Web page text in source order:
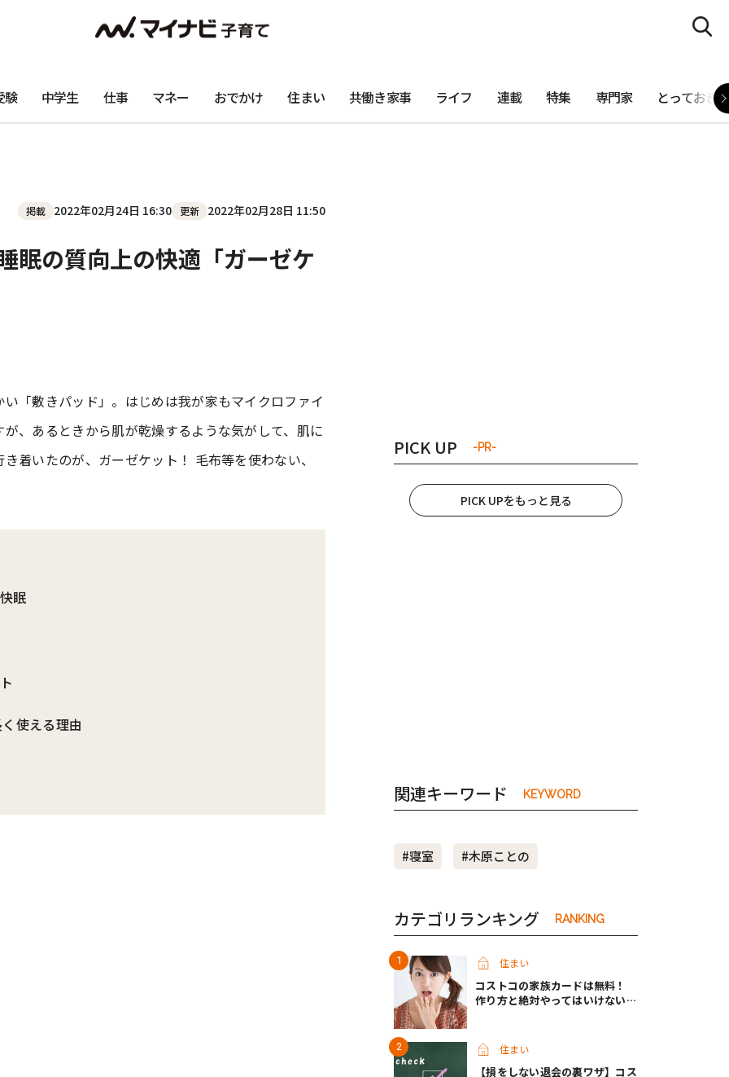
験 中学生 仕事 マネー おでかけ 住まい 共働き家事 ライフ 連載 特集 専門家 とっておき
掲載 2022年02月24日 16:30 更新 2022年02月28日 11:50
眠の質向上の快適「ガーゼケ
「敷きパッド」。はじめは我が家もマイクロファイ
、あるときから肌が乾燥するような気がして、肌に
着いたのが、ガーゼケット！ 毛布等を使わない、
眠
使える理由
PICK UP -PR-
PICK UPをもっと見る
関連キーワード KEYWORD
#寝室 #木原ことの
カテゴリランキング RANKING
住まい
コストコの家族カードは無料！
作り方と絶対やってはいけないパ
住まい
【損をしない退会の裏ワザ】コス